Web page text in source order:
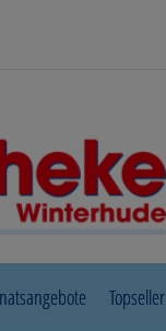
Topseller